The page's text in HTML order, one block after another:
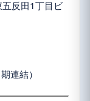
反田1丁目ビ
連結）